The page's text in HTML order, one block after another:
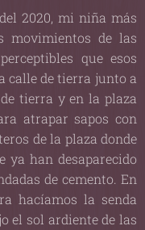
2020, mi niña más
movimientos de las
que esos
calle de tierra junto a
tierra y en la plaza
atrapar sapos con
de la plaza donde
ya han desaparecido
de cemento. En
hacíamos la senda
el sol ardiente de las